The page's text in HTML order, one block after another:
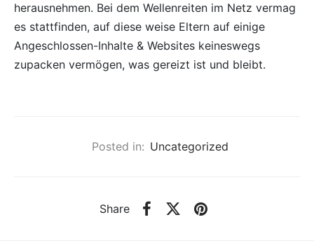
herausnehmen. Bei dem Wellenreiten im Netz vermag
es stattfinden, auf diese weise Eltern auf einige
Angeschlossen-Inhalte & Websites keineswegs
zupacken vermögen, was gereizt ist und bleibt.
Posted in: Uncategorized
Share